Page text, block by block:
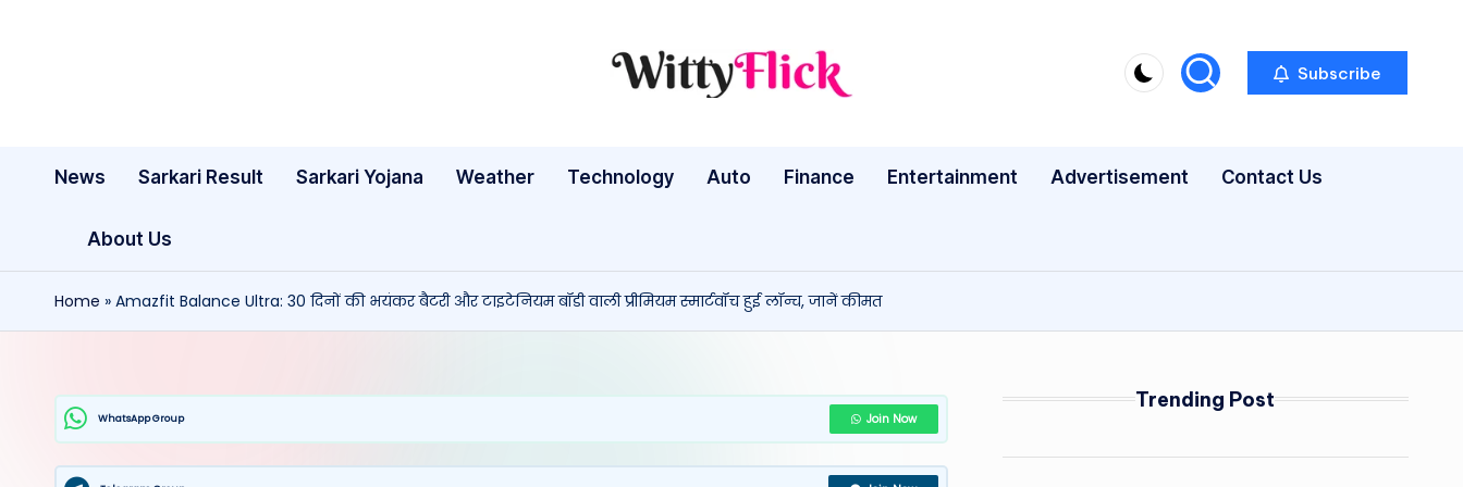
W
ty
ic
k:
te
WittyFlick:
Tech
Around
Subscribe
News Sarkari Result Sarkari Yojana Weather Technology Auto Finance Entertainment Advertisement Contact Us
About Us
Home » Amazfit Balance Ultra: 30 दिनों की भयंकर बैटरी और टाइटेनियम बॉडी वाली प्रीमियम स्मार्टवॉच हुई लॉन्च, जानें कीमत
WhatsApp Group Join Now
Trending Post